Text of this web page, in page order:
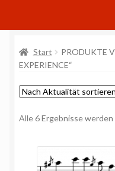
CDs
Noten
Weitere Projekte
Mein Konto
Start
PRODUKTE
EXPERIENCE“
Alle 6 Ergebnisse